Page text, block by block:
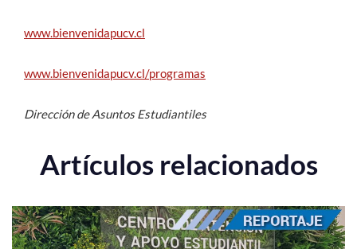
www.bienvenidapucv.cl
www.bienvenidapucv.cl/programas
Dirección de Asuntos Estudiantiles
Artículos relacionados